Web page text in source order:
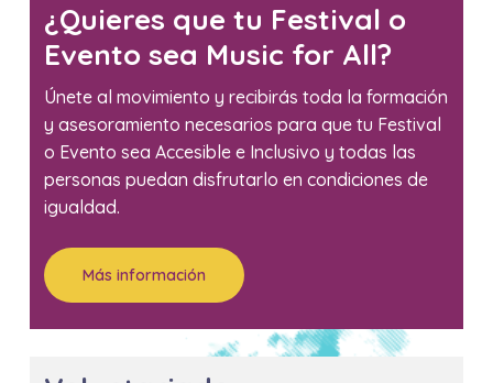
¿Quieres que tu Festival o
Evento sea Music for All?
Únete al movimiento y recibirás toda la formación
y asesoramiento necesarios para que tu Festival
o Evento sea Accesible e Inclusivo y todas las
personas puedan disfrutarlo en condiciones de
igualdad.
Más información